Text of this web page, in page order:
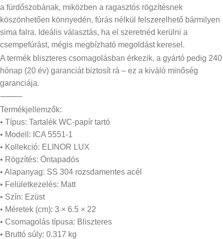
a fürdőszobának, miközben a ragasztós rögzítésnek
köszönhetően könnyedén, fúrás nélkül felszerelhető bármilyen
sima falra. Ideális választás, ha el szeretnéd kerülni a
csempefúrást, mégis megbízható megoldást keresel.
A termék bliszteres csomagolásban érkezik, a gyártó pedig 240
hónap (20 év) garanciát biztosít rá – ez a kiváló minőség
garanciája.
⸻
Termékjellemzők:
• Típus: Tartalék WC-papír tartó
• Modell: ICA 5551-1
• Kollekció: ELINOR LUX
• Rögzítés: Öntapadós
• Alapanyag: SS 304 rozsdamentes acél
• Felületkezelés: Matt
• Szín: Ezüst
• Méretek (cm): 3 × 6.5 × 22
• Csomagolás típusa: Bliszteres
• Bruttó súly: 0.317 kg